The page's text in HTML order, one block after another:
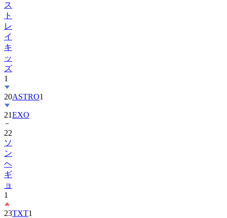
ス
ト
レ
イ
キ
ッ
ズ
1
20ASTRO1
21EXO
22
ソ
ン
ヘ
ギ
ョ
1
23TXT1